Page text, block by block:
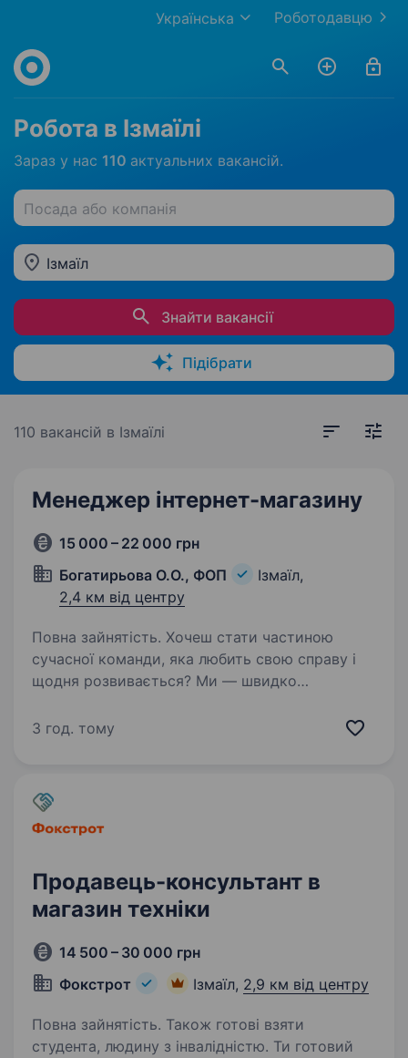
Роботодавцю
Українська
Робота в Ізмаїлі
Зараз у нас 110 актуальних вакансій.
Посада або компанія
Ізмаїл
Знайти вакансії
Підібрати
110 вакансій в Ізмаїлі
Менеджер інтернет-магазину
15 000 – 22 000 грн
Богатирьова О.О., ФОП
Ізмаїл,
2,4 км від центру
Повна зайнятість. Хочеш стати частиною
сучасної команди, яка любить свою справу і
щодня розвивається? Ми — швидко
з любов’ю до клієнтів і якості сервісу.
3 год. тому
Продавець-консультант в
магазин техніки
14 500 – 30 000 грн
Фокстрот
Ізмаїл, 2,9 км від центру
Повна зайнятість. Також готові взяти
студента, людину з інвалідністю. Ти готовий